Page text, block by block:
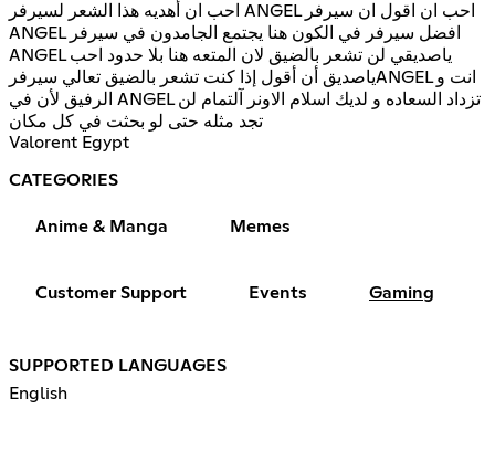
احب ان أهديه هذا الشعر لسيرفر ANGEL احب ان اقول ان سيرفر
ANGEL افضل سيرفر في الكون هنا يجتمع الجامدون في سيرفر
ANGEL ياصديقي لن تشعر بالضيق لان المتعه هنا بلا حدود احب
ياصديق أن أقول إذا كنت تشعر بالضيق تعالي سيرفرANGEL انت و
الرفيق لأن في ANGEL تزداد السعاده و لديك اسلام الاونر آلتمام لن
تجد مثله حتى لو بحثت في كل مكان
Valorent Egypt
CATEGORIES
Anime & Manga Memes
Customer Support Events Gaming
SUPPORTED LANGUAGES
English